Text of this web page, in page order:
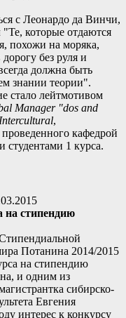
с Леонардо да Винчи,
которые отдаются
похожи на моряка,
без руля и
должна быть
знании теории".
стало лейтмотивом
Manager "dos and
,
кафедрой
студентами 1 курса.
на стипендию
Потанина 2014/2015
на стипендию
и одним из
сибирско-
Евгения
интерес к конкурсу